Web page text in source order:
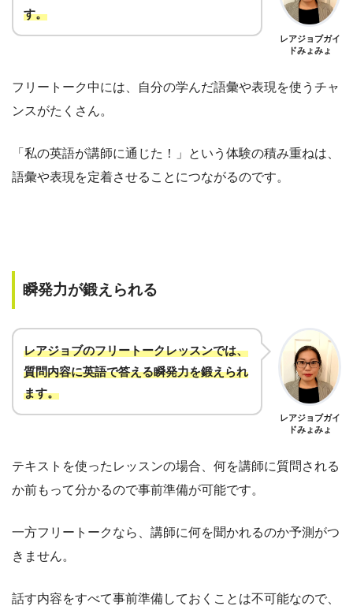
す。
レアジョブガイ
ドみょみょ
フリートーク中には、自分の学んだ語彙や表現を使うチャ
ンスがたくさん。
「私の英語が講師に通じた！」という体験の積み重ねは、
語彙や表現を定着させることにつながるのです。
瞬発力が鍛えられる
レアジョブのフリートークレッスンでは、
質問内容に英語で答える瞬発力を鍛えられ
ます。
レアジョブガイ
ドみょみょ
テキストを使ったレッスンの場合、何を講師に質問される
か前もって分かるので事前準備が可能です。
一方フリートークなら、講師に何を聞かれるのか予測がつ
きません。
話す内容をすべて事前準備しておくことは不可能なので、